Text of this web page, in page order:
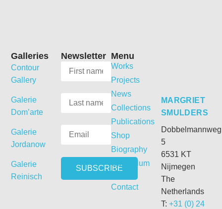
MARGRIET
SMULDERS
Dobbelmannweg
5
6531 KT
Nijmegen
The
Netherlands
T: +31 (0) 24
Menu
Works
Projects
News
Collections
Publications
Shop
Biography
Curriculum
Vitae
Contact
Newsletter
Galleries
Contour
Gallery
Galerie
Dom’arte
Galerie
Jordanow
Galerie
Reinisch